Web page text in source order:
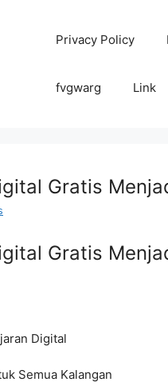
Privacy Policy
fvgwarg Link
Gratis
Gratis
Digital
Semua Kalangan